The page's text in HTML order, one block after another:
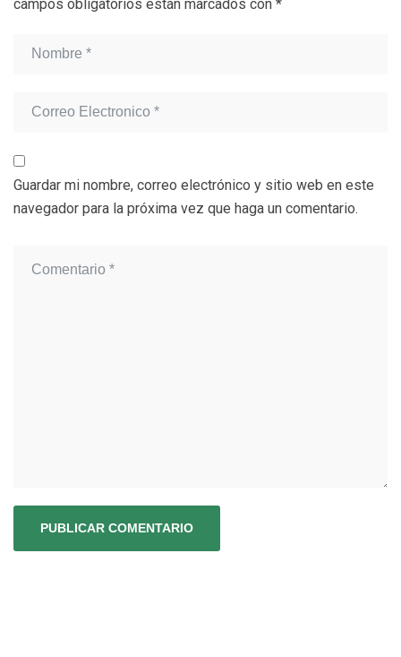
campos obligatorios están marcados con *
Guardar mi nombre, correo electrónico y sitio web en este
navegador para la próxima vez que haga un comentario.